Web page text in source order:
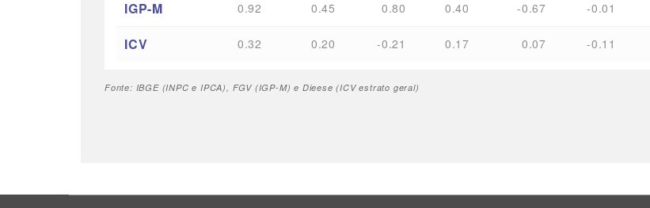
IGP-M 0.92 0.45 0.80 0.40 -0.67 -0.01
ICV 0.32 0.20 -0.21 0.17 0.07 -0.11
Fonte: IBGE (INPC e IPCA), FGV (IGP-M) e Dieese (ICV estrato geral)